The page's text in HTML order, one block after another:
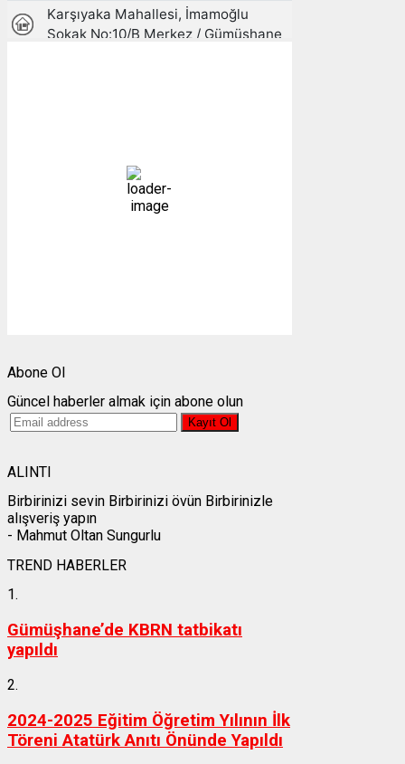
47 %
1009 mb
Abone Ol
Güncel haberler almak için abone olun
ALINTI
Birbirinizi sevin Birbirinizi övün Birbirinizle
alışveriş yapın
- Mahmut Oltan Sungurlu
TREND HABERLER
1.
Gümüşhane’de KBRN tatbikatı
yapıldı
2.
2024-2025 Eğitim Öğretim Yılının İlk
Töreni Atatürk Anıtı Önünde Yapıldı